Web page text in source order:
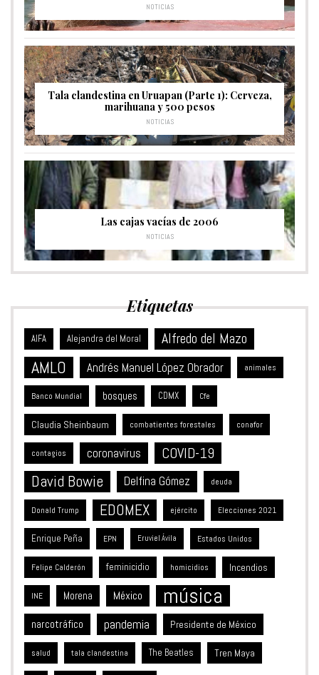
NOTICIAS
Tala clandestina en Uruapan (Parte 1): Cerveza,
marihuana y 500 pesos
NOTICIAS
Las cajas vacías de 2006
NOTICIAS
Etiquetas
AIFA Alejandra del Moral Alfredo del Mazo
AMLO Andrés Manuel López Obrador animales
Banco Mundial bosques CDMX Cfe
Claudia Sheinbaum combatientes forestales conafor
contagios coronavirus COVID-19
David Bowie Delfina Gómez deuda
Donald Trump EDOMEX ejército Elecciones 2021
Enrique Peña EPN Eruviel Ávila Estados Unidos
Felipe Calderón feminicidio homicidios Incendios
INE Morena México música
narcotráfico pandemia Presidente de México
salud tala clandestina The Beatles Tren Maya